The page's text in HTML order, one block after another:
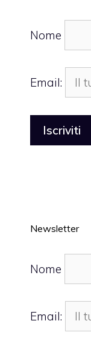
Nome
Email:
Newsletter
Nome
Email: